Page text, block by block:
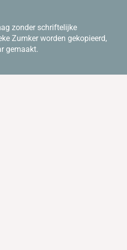
zonder schriftelijke
Zumker worden gekopieerd,
gemaakt.